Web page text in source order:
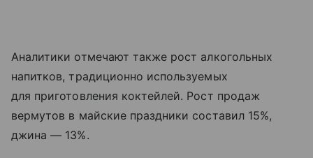
Аналитики отмечают также рост алкогольных
напитков, традиционно используемых
для приготовления коктейлей. Рост продаж
вермутов в майские праздники составил 15%,
джина — 13%.